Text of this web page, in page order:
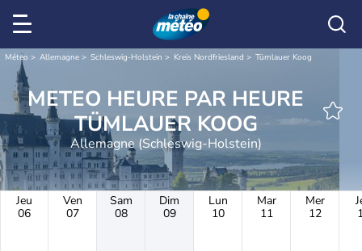
Météo Allemagne Schleswig-Holstein Kreis Nordfriesland Tümlauer Koog
METEO HEURE PAR HEURE
TÜMLAUER KOOG
Allemagne (Schleswig-Holstein)
Jeu
06
Ven
07
Sam
08
Dim
09
Lun
10
Mar
11
Mer
12